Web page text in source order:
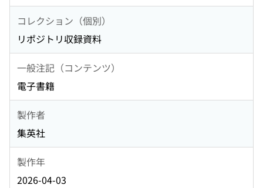
コレクション（個別）
リポジトリ収録資料
一般注記（コンテンツ）
電子書籍
製作者
集英社
製作年
2026-04-03